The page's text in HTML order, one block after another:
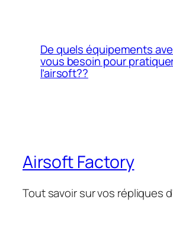
De quels équipements
vous besoin pour
l’airsoft??
Airsoft Factory
Tout savoir sur vos répliques